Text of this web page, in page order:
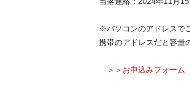
※パソコンのアドレスで
携帯のアドレスだと容量
＞＞ お申込みフォーム